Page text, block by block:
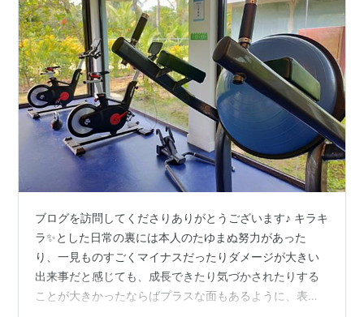
ブログを訪問してくださりありがとうございます♪ キラキ
ラ✨とした日常の裏には本人のたゆまぬ努力があった
り、一見ものすごくマイナスだったりダメージが大きい
出来事だと感じても、成長できたり気づかされたりする
ことが大きかったならばプラスな面もあるように、表と